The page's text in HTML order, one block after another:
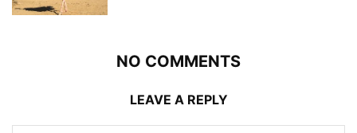
NO COMMENTS
LEAVE A REPLY